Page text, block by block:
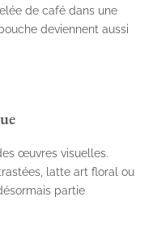
de café dans une
deviennent aussi
œuvres visuelles.
latte art floral ou
partie